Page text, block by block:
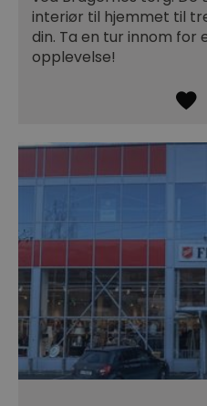
interiør til hjemmet til
din. Ta en tur innom for
opplevelse!